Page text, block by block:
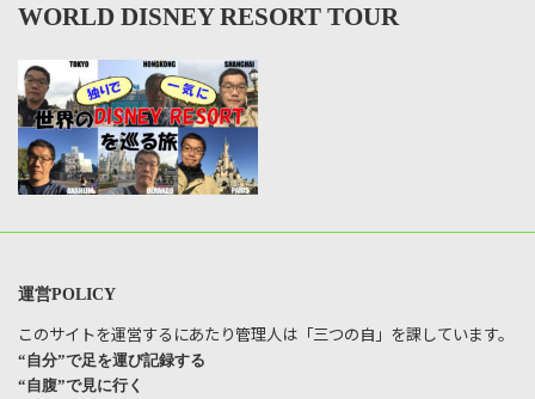
WORLD DISNEY RESORT TOUR
運営POLICY
このサイトを運営するにあたり管理人は「三つの自」を課しています。
“自分”で足を運び記録する
“自腹”で見に行く